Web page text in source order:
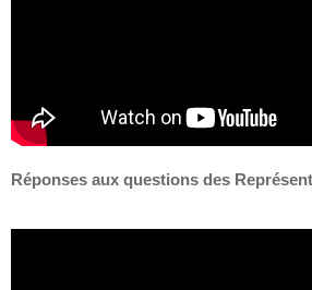
Réponses aux questions des